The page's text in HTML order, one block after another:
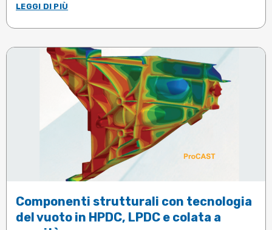
Articolo in inglese
LEGGI DI PIÙ
Componenti strutturali con tecnologia
del vuoto in HPDC, LPDC e colata a